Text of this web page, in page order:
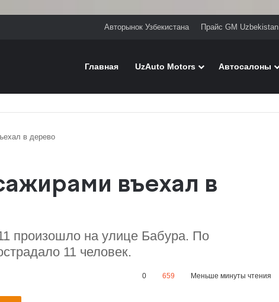
Авторынок Узбекистана Прайс GM Uzbekistan
Главная UzAuto Motors Автосалоны
в дерево
въехал в
произошло на улице Бабура. По
11 человек.
0 659 Меньше минуты чтения
Odnoklassniki